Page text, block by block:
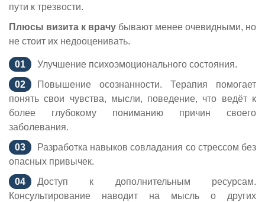
пути к трезвости.
Плюсы визита к врачу бывают менее очевидными, но
не стоит их недооценивать.
Улучшение психоэмоционального состояния.
Повышение осознанности. Терапия помогает
понять свои чувства, мысли, поведение, что ведёт к
более глубокому пониманию причин своего
заболевания.
Разработка навыков совладания со стрессом без
опасных привычек.
Доступ к дополнительным ресурсам.
Консультирование наводит на мысль о других